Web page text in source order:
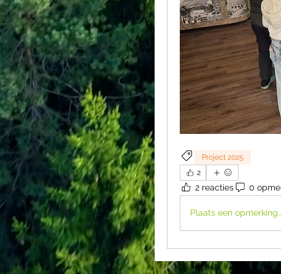
Project 2025
2
2 reacties 0
Plaats een